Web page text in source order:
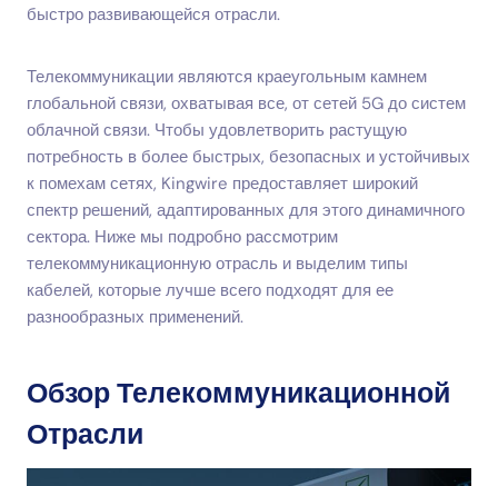
быстро развивающейся отрасли.
Телекоммуникации являются краеугольным камнем
глобальной связи, охватывая все, от сетей 5G до систем
облачной связи. Чтобы удовлетворить растущую
потребность в более быстрых, безопасных и устойчивых
к помехам сетях, Kingwire предоставляет широкий
спектр решений, адаптированных для этого динамичного
сектора. Ниже мы подробно рассмотрим
телекоммуникационную отрасль и выделим типы
кабелей, которые лучше всего подходят для ее
разнообразных применений.
Обзор Телекоммуникационной
Отрасли